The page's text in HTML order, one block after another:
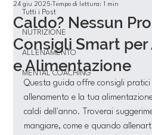
Tutti i Post
NUTRIZIONE
ALLENAMENTO
MENTAL COACHING
Caldo? Nessun
Consigli Smart
e Alimentazione
24 giu 2025 Tempo di lettura: 1 min
Questa guida offre consigli
allenamento e la tua
caldi dell'anno. Troverai
mangiare, come e quando